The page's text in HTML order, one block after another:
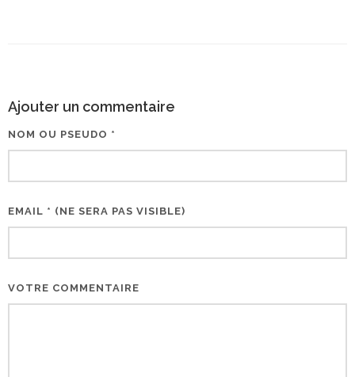
Ajouter un commentaire
NOM OU PSEUDO *
EMAIL * (NE SERA PAS VISIBLE)
VOTRE COMMENTAIRE